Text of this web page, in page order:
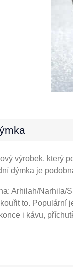
výrobek, který
dýmka je
Arhilah/Narhila/
to. Populární
i kávu,